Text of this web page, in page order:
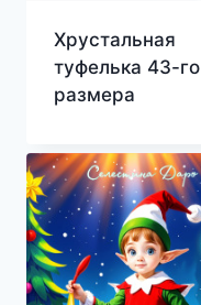
Хрустальная
туфелька 43-го
размера